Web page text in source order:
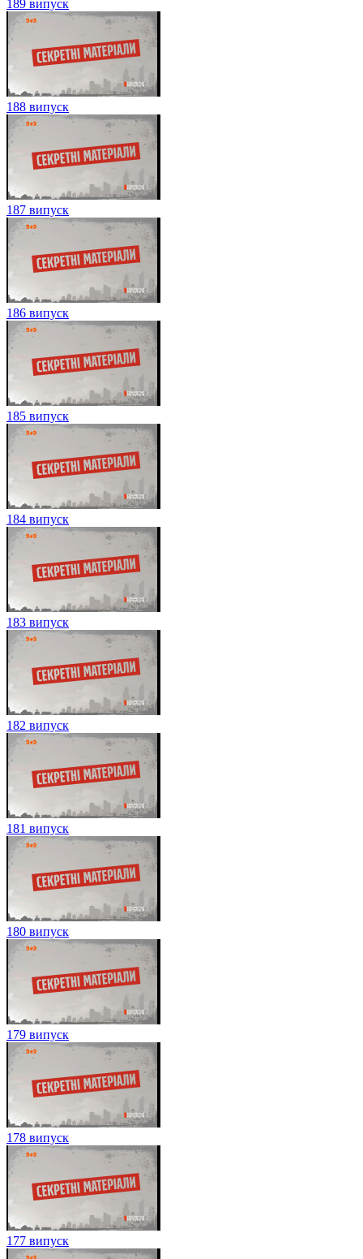
189 випуск
188 випуск
187 випуск
186 випуск
185 випуск
184 випуск
183 випуск
182 випуск
181 випуск
180 випуск
179 випуск
178 випуск
177 випуск